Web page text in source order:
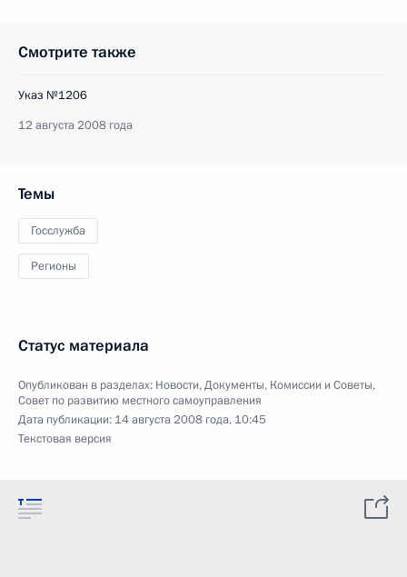
Смотрите также
Указ №1206
12 августа 2008 года
Темы
Госслужба
Регионы
Статус материала
Опубликован в разделах: Новости,Документы, Комиссии и Советы,
Совет по развитию местного самоуправления
Дата публикации: 14 августа 2008 года, 10:45
Текстовая версия